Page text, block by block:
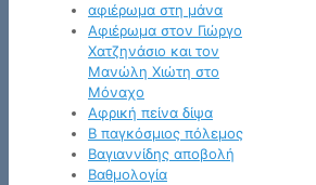
αφιέρωμα στη μάνα
Αφιέρωμα στον Γιώργο
Χατζηνάσιο και τον
Μανώλη Χιώτη στο
Μόναχο
Αφρική πείνα δίψα
Β παγκόσμιος πόλεμος
Βαγιαννίδης αποβολή
Βαθμολογία